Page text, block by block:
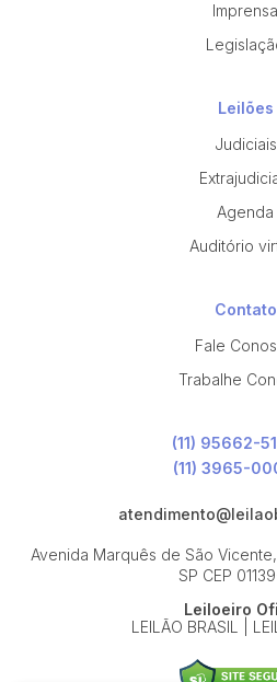
Imprensa
Leilões
Judiciais
Agenda
Auditório
Contato
Fale
Trabalhe
(11) 95662-
(11) 3965-
Avenida Marquês de São
SP CEP
Leiloeiro
LEILÃO BRASIL |